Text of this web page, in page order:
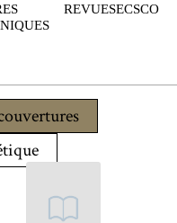
REVUESECSCO